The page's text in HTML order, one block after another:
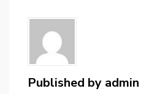
Published by admin